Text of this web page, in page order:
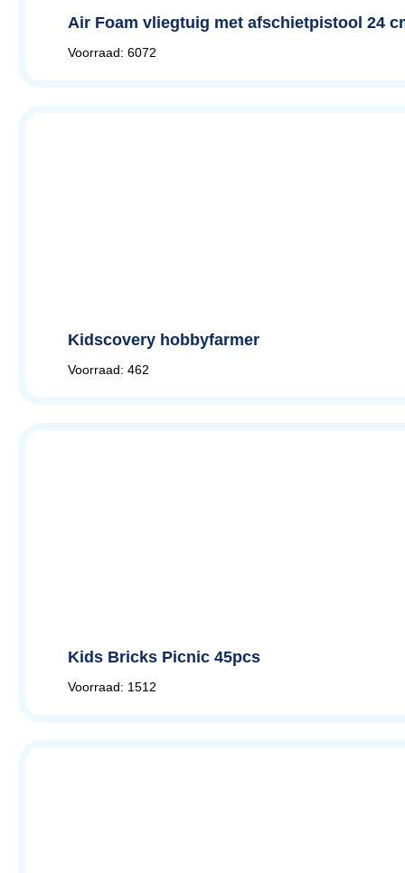
Air Foam vliegtuig met afschietpistool 24
Voorraad: 6072
Kidscovery hobbyfarmer
Voorraad: 462
Kids Bricks Picnic 45pcs
Voorraad: 1512